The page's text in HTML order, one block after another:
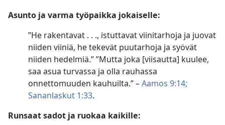
Asunto ja varma työpaikka jokaiselle:
”He rakentavat . . ., istuttavat viinitarhoja ja juovat
niiden viiniä, he tekevät puutarhoja ja syövät
niiden hedelmiä.” ”Mutta joka [viisautta] kuulee,
saa asua turvassa ja olla rauhassa
onnettomuuden kauhuilta.” –Aamos 9:14;
Sananlaskut 1:33.
Runsaat sadot ja ruokaa kaikille: